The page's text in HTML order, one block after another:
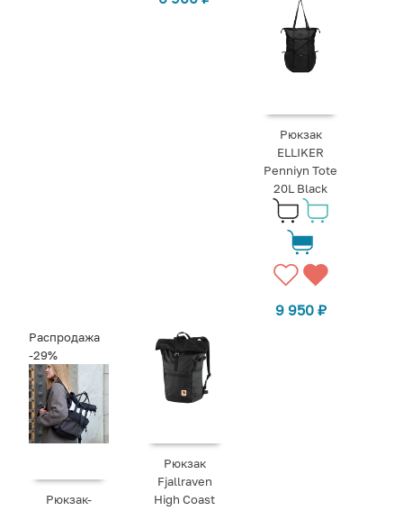
Рюкзак
ELLIKER
Penniyn Tote
20L Black
9 950 ₽
Распродажа
-29%
Рюкзак-
Рюкзак
Fjallraven
High Coast